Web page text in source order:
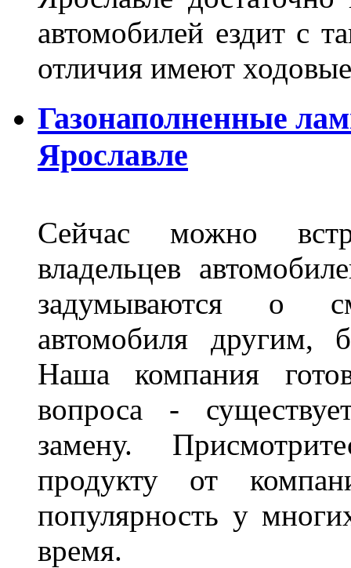
автомобилей ездит с
отличия имеют
Газонаполненные
Ярославле
Сейчас можно
владельцев
задумываются о
автомобиля другим,
Наша компания
вопроса -
замену.
продукту от
популярность у
время.